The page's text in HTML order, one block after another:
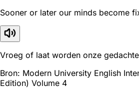
Sooner or later our minds become
Vroeg of laat worden onze
Bron: Modern University English
Edition) Volume 4